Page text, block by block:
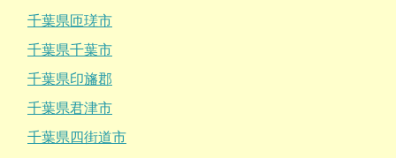
千葉県匝瑳市
千葉県千葉市
千葉県印旛郡
千葉県君津市
千葉県四街道市